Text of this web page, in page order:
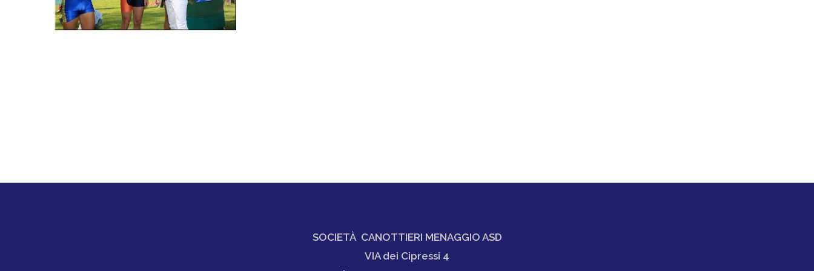
SOCIETÀ CANOTTIERI MENAGGIO ASD
VIA dei Cipressi 4